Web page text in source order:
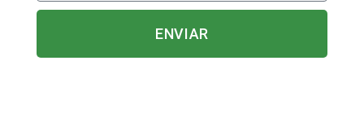
ENVIAR